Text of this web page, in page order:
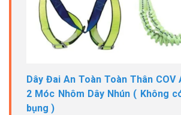
Dây Đai An Toàn Toàn Thân COV
2 Móc Nhôm Dây Nhún ( Không
bụng )